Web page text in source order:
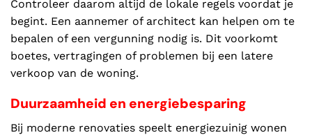
Controleer daarom altijd de lokale regels voordat je
begint. Een aannemer of architect kan helpen om te
bepalen of een vergunning nodig is. Dit voorkomt
boetes, vertragingen of problemen bij een latere
verkoop van de woning.
Duurzaamheid en energiebesparing
Bij moderne renovaties speelt energiezuinig wonen